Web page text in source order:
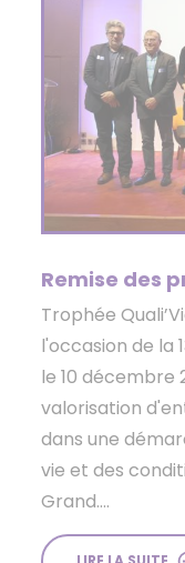
Remise des
Trophée
l'occasion de la
le 10 décembre
valorisation
dans une
vie et des
Grand....